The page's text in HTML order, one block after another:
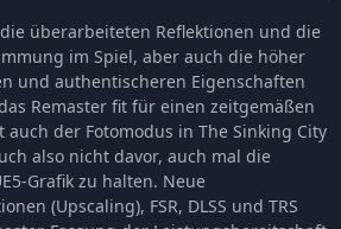
überarbeiteten Reflektionen und die
im Spiel, aber auch die höher
und authentischeren Eigenschaften
Remaster fit für einen zeitgemäßen
der Fotomodus in The Sinking City
also nicht davor, auch mal die
Grafik zu halten. Neue
(Upscaling), FSR, DLSS und TRS